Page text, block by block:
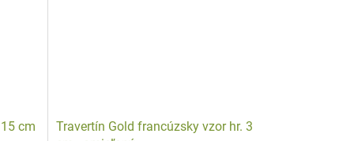
cm
Travertín Gold francúzsky vzor hr. 3